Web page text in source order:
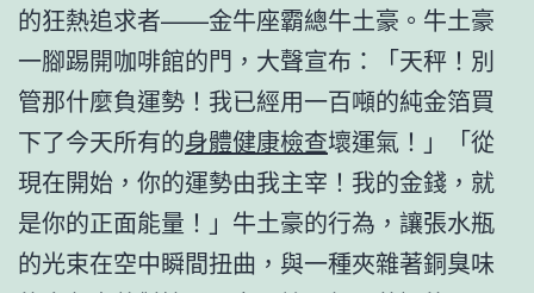
的狂熱追求者——金牛座霸總牛土豪。牛土豪
一腳踢開咖啡館的門，大聲宣布：「天秤！別
管那什麼負運勢！我已經用一百噸的純金箔買
下了今天所有的身體健康檢查壞運氣！」「從
現在開始，你的運勢由我主宰！我的金錢，就
是你的正面能量！」牛土豪的行為，讓張水瓶
的光束在空中瞬間扭曲，與一種夾雜著銅臭味